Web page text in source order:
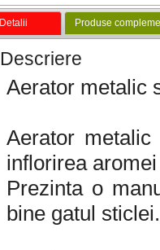
Detalii Produse
Descriere
Aerator metalic
Aerator
inflorirea
Prezinta o
bine gatul sticlei.